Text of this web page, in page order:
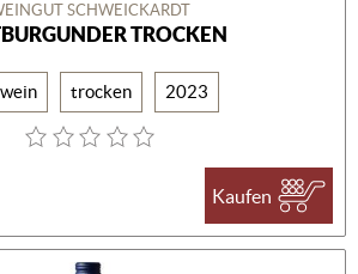
SCHWEICKARDT
TROCKEN
trocken 2023
Kaufen